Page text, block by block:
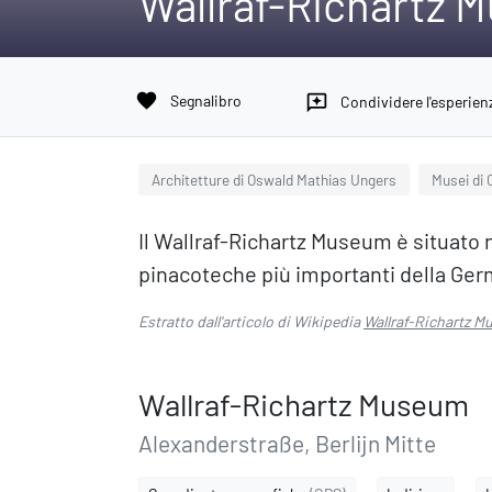
favorite Segnalibro reviews Condividere
Architetture di Oswald Mathias Ungers Musei di
Il Wallraf-Richartz Museum è
pinacoteche più importanti della
Estratto dall'articolo di Wikipedia Wallraf-Richartz
Wallraf-Richartz Museum
Alexanderstraße, Berlijn Mitte